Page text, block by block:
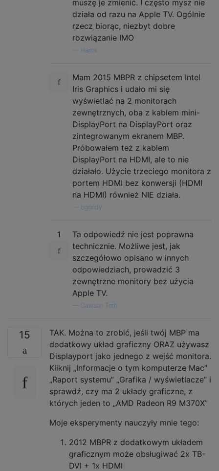
muszę je zmienić. I często mysz nie
działa od razu na Apple TV. Ogólnie
rzecz biorąc, niezbyt dobre
rozwiązanie IMO
Harris
Mam 2015 MBPR z chipsetem Intel
Iris Graphics i udało mi się
wyświetlać na 2 monitorach
zewnętrznych, oba z kablem mini-
DisplayPort na DisplayPort oraz
zintegrowanym ekranem MBP.
Próbowałem też z kablem
DisplayPort na HDMI, ale to nie
działało. Użycie trzeciego monitora z
portem HDMI bez konwersji (HDMI
na HDMI) również NIE działa.
bgondy
1
Ta odpowiedź nie jest poprawna
technicznie. Możliwe jest, jak
szczegółowo opisano w innych
odpowiedziach, prowadzić 3
zewnętrzne monitory bez użycia
Apple TV.
Dawson Toth
15
TAK. Można to zrobić, jeśli twój MBP ma
dodatkowy układ graficzny ORAZ używasz
Displayport jako jednego z wejść monitora.
Kliknij „Informacje o tym komputerze Mac”
„Raport systemu” „Grafika / wyświetlacze” i
sprawdź, czy ma 2 układy graficzne, z
których jeden to „AMD Radeon R9 M370X”
Moje eksperymenty nauczyły mnie tego:
2012 MBPR z dodatkowym układem
graficznym może obsługiwać 2x TB-
DVI + 1x HDMI